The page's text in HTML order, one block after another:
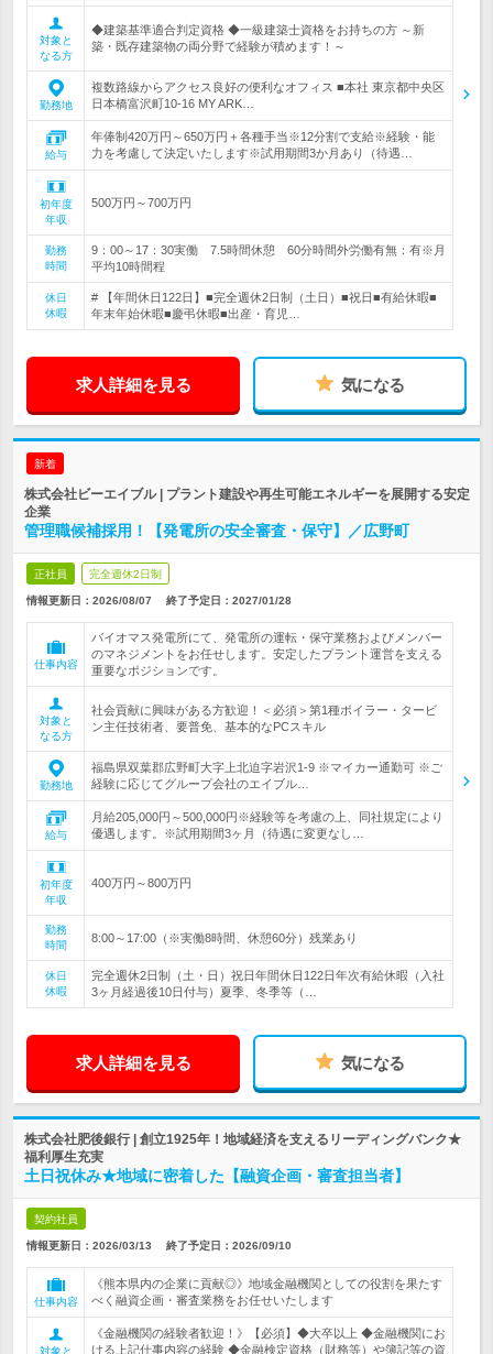
対象と
なる方
◆建築基準適合判定資格 ◆一級建築士資格をお持ちの方 ～新
築・既存建築物の両分野で経験が積めます！～
勤務地
複数路線からアクセス良好の便利なオフィス ■本社 東京都中央区
日本橋富沢町10-16 MY ARK…
給与
年俸制420万円～650万円＋各種手当※12分割で支給※経験・能
力を考慮して決定いたします※試用期間3か月あり（待遇…
初年度
年収
500万円～700万円
勤務
時間
9：00～17：30実働 7.5時間休憩 60分時間外労働有無：有※月
平均10時間程
休日
休暇
# 【年間休日122日】■完全週休2日制（土日）■祝日■有給休暇■
年末年始休暇■慶弔休暇■出産・育児…
求人詳細を見る 気になる
新着
株式会社ビーエイブル | プラント建設や再生可能エネルギーを展開する安定
企業
管理職候補採用！【発電所の安全審査・保守】／広野町
正社員 完全週休2日制
情報更新日：2026/08/07 終了予定日： 2027/01/28
仕事内容
バイオマス発電所にて、発電所の運転・保守業務およびメンバー
のマネジメントをお任せします。安定したプラント運営を支える
重要なポジションです。
対象と
なる方
社会貢献に興味がある方歓迎！＜必須＞第1種ボイラー・タービ
ン主任技術者、要普免、基本的なPCスキル
勤務地
福島県双葉郡広野町大字上北迫字岩沢1-9 ※マイカー通勤可 ※ご
経験に応じてグループ会社のエイブル…
給与
月給205,000円～500,000円※経験等を考慮の上、同社規定により
優遇します。※試用期間3ヶ月（待遇に変更なし…
初年度
年収
400万円～800万円
勤務
時間
8:00～17:00（※実働8時間、休憩60分）残業あり
休日
休暇
完全週休2日制（土・日）祝日年間休日122日年次有給休暇（入社
3ヶ月経過後10日付与）夏季、冬季等（…
求人詳細を見る 気になる
株式会社肥後銀行 | 創立1925年！地域経済を支えるリーディングバンク★
福利厚生充実
土日祝休み★地域に密着した【融資企画・審査担当者】
契約社員
情報更新日：2026/03/13 終了予定日： 2026/09/10
仕事内容
《熊本県内の企業に貢献◎》地域金融機関としての役割を果たす
べく融資企画・審査業務をお任せいたします
対象と
《金融機関の経験者歓迎！》【必須】◆大卒以上 ◆金融機関にお
ける上記仕事内容の経験 ◆金融検定資格（財務等）や簿記等の資